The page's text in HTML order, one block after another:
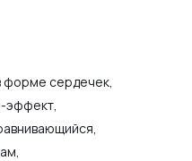
форме сердечек,
эффект,